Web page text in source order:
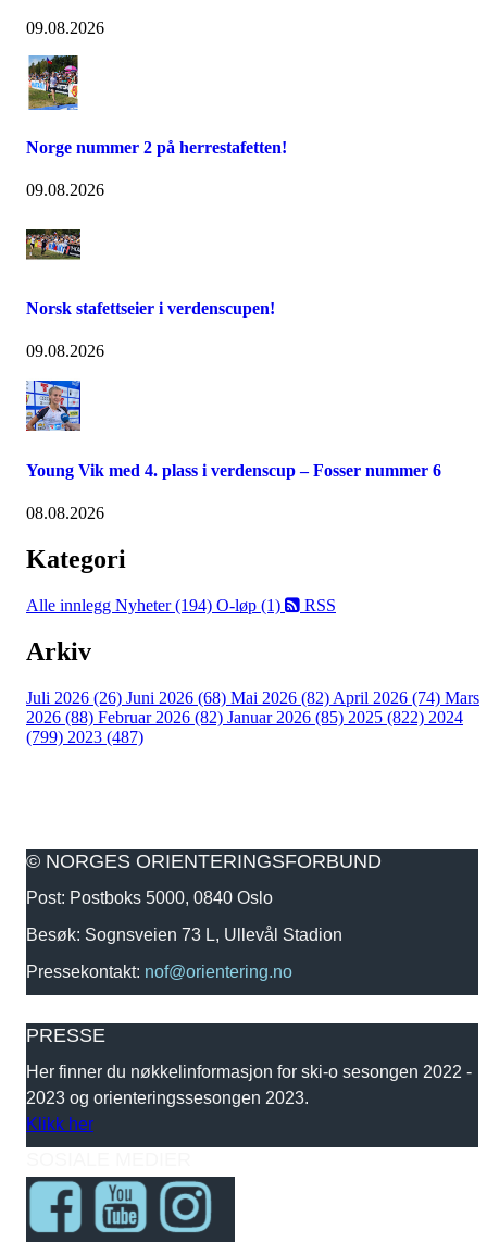
09.08.2026
Norge nummer 2 på herrestafetten!
09.08.2026
Norsk stafettseier i verdenscupen!
09.08.2026
Young Vik med 4. plass i verdenscup – Fosser nummer 6
08.08.2026
Kategori
Alle innlegg Nyheter (194) O-løp (1) RSS
Arkiv
Juli 2026 (26) Juni 2026 (68) Mai 2026 (82) April 2026 (74) Mars
2026 (88) Februar 2026 (82) Januar 2026 (85) 2025 (822) 2024
(799) 2023 (487)
© NORGES ORIENTERINGSFORBUND
Post: Postboks 5000, 0840 Oslo
Besøk: Sognsveien 73 L, Ullevål Stadion
Pressekontakt: nof@orientering.no
PRESSE
Her finner du nøkkelinformasjon for ski-o sesongen 2022 -
2023 og orienteringssesongen 2023.
Klikk her